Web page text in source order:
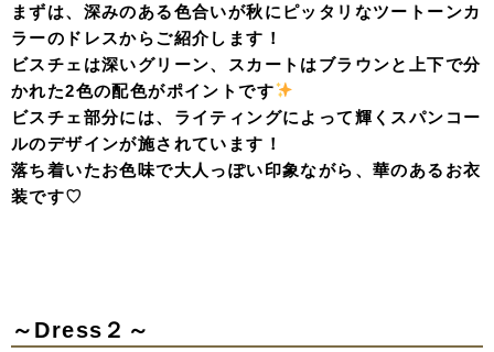
まずは、深みのある色合いが秋にピッタリなツートーンカ
ラーのドレスからご紹介します！
ビスチェは深いグリーン、スカートはブラウンと上下で分
かれた2色の配色がポイントです
ビスチェ部分には、ライティングによって輝くスパンコー
ルのデザインが施されています！
落ち着いたお色味で大人っぽい印象ながら、華のあるお衣
装です♡
～Dress２～